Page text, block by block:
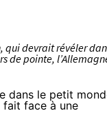
qui devrait révéler
de pointe,
dans le petit
fait face à une